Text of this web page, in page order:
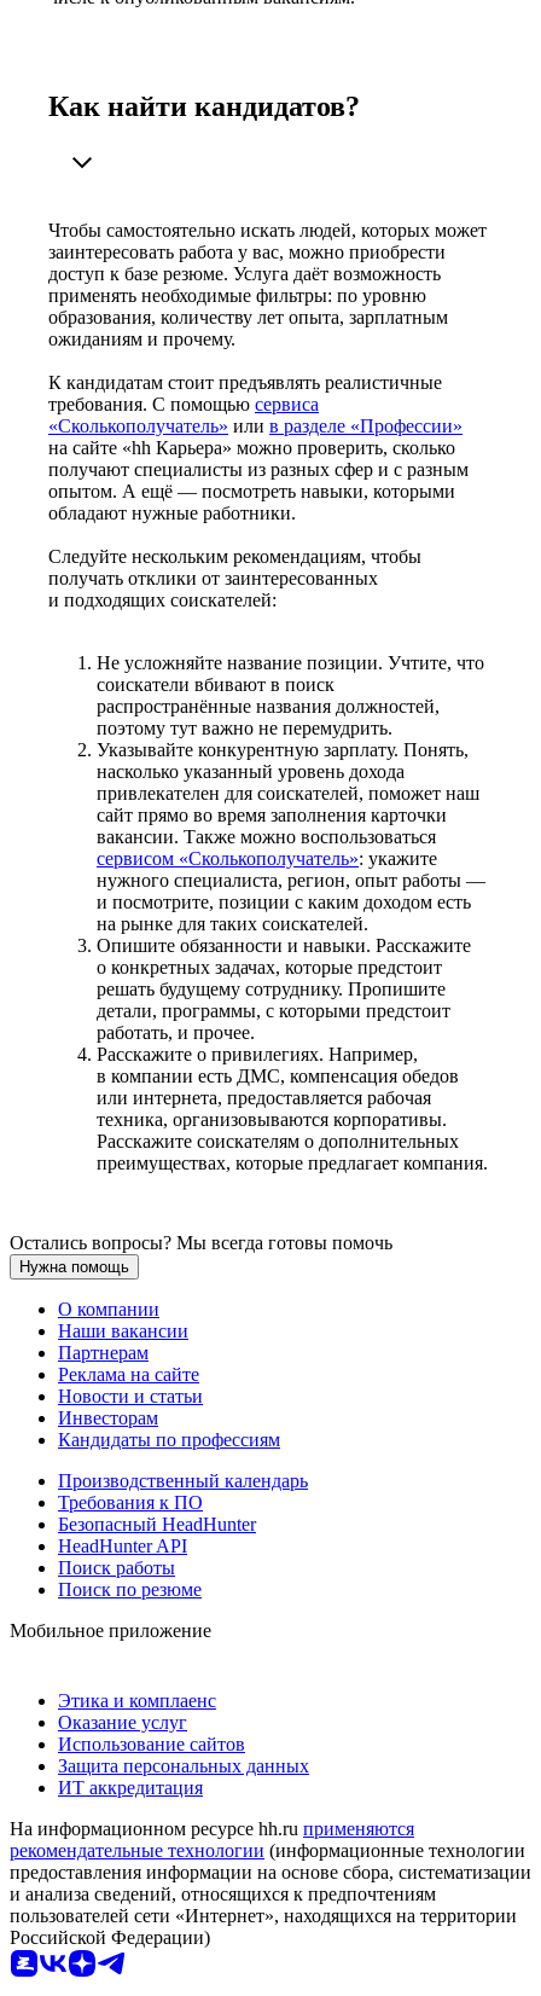
Как найти кандидатов?
Чтобы самостоятельно искать людей, которых может
заинтересовать работа у вас, можно приобрести
доступ к базе резюме. Услуга даёт возможность
применять необходимые фильтры: по уровню
образования, количеству лет опыта, зарплатным
ожиданиям и прочему.
К кандидатам стоит предъявлять реалистичные
требования. С помощью сервиса
«Сколькополучатель» или в разделе «Профессии»
на сайте «hh Карьера» можно проверить, сколько
получают специалисты из разных сфер и с разным
опытом. А ещё — посмотреть навыки, которыми
обладают нужные работники.
Следуйте нескольким рекомендациям, чтобы
получать отклики от заинтересованных
и подходящих соискателей:
Не усложняйте название позиции. Учтите, что
соискатели вбивают в поиск
распространённые названия должностей,
поэтому тут важно не перемудрить.
Указывайте конкурентную зарплату. Понять,
насколько указанный уровень дохода
привлекателен для соискателей, поможет наш
сайт прямо во время заполнения карточки
вакансии. Также можно воспользоваться
сервисом «Сколькополучатель»: укажите
нужного специалиста, регион, опыт работы —
и посмотрите, позиции с каким доходом есть
на рынке для таких соискателей.
Опишите обязанности и навыки. Расскажите
о конкретных задачах, которые предстоит
решать будущему сотруднику. Пропишите
детали, программы, с которыми предстоит
работать, и прочее.
Расскажите о привилегиях. Например,
в компании есть ДМС, компенсация обедов
или интернета, предоставляется рабочая
техника, организовываются корпоративы.
Расскажите соискателям о дополнительных
преимуществах, которые предлагает компания.
Остались вопросы? Мы всегда готовы помочь
Нужна помощь
О компании
Наши вакансии
Партнерам
Реклама на сайте
Новости и статьи
Инвесторам
Кандидаты по профессиям
Производственный календарь
Требования к ПО
Безопасный HeadHunter
HeadHunter API
Поиск работы
Поиск по резюме
Мобильное приложение
Этика и комплаенс
Оказание услуг
Использование сайтов
Защита персональных данных
ИТ аккредитация
На информационном ресурсе hh.ru применяются
рекомендательные технологии (информационные технологии
предоставления информации на основе сбора, систематизации
и анализа сведений, относящихся к предпочтениям
пользователей сети «Интернет», находящихся на территории
Российской Федерации)